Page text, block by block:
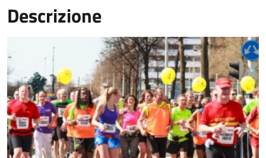
Descrizione